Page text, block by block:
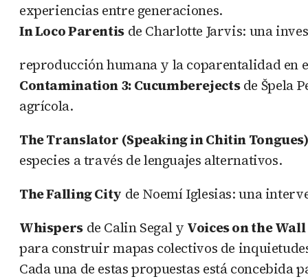
experiencias entre generaciones.
In Loco Parentisde Charlotte Jarvis: una
reproducción humana y la coparentalidad en
Contamination 3: Cucumberejectsde Špela
agrícola.
The Translator (Speaking in Chitin Tongues)
especies a través de lenguajes alternativos.
The Falling City de Noemí Iglesias: una
Whispersde Calin Segal y Voices on the Wall
para construir mapas colectivos de
Cada una de estas propuestas está